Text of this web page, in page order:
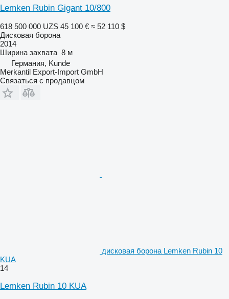
Lemken Rubin Gigant 10/800
618 500 000 UZS 45 100 € ≈ 52 110 $
Дисковая борона
2014
Ширина захвата 8 м
Германия, Kunde
Merkantil Export-Import GmbH
Связаться с продавцом
дисковая борона Lemken Rubin 10
KUA
14
Lemken Rubin 10 KUA